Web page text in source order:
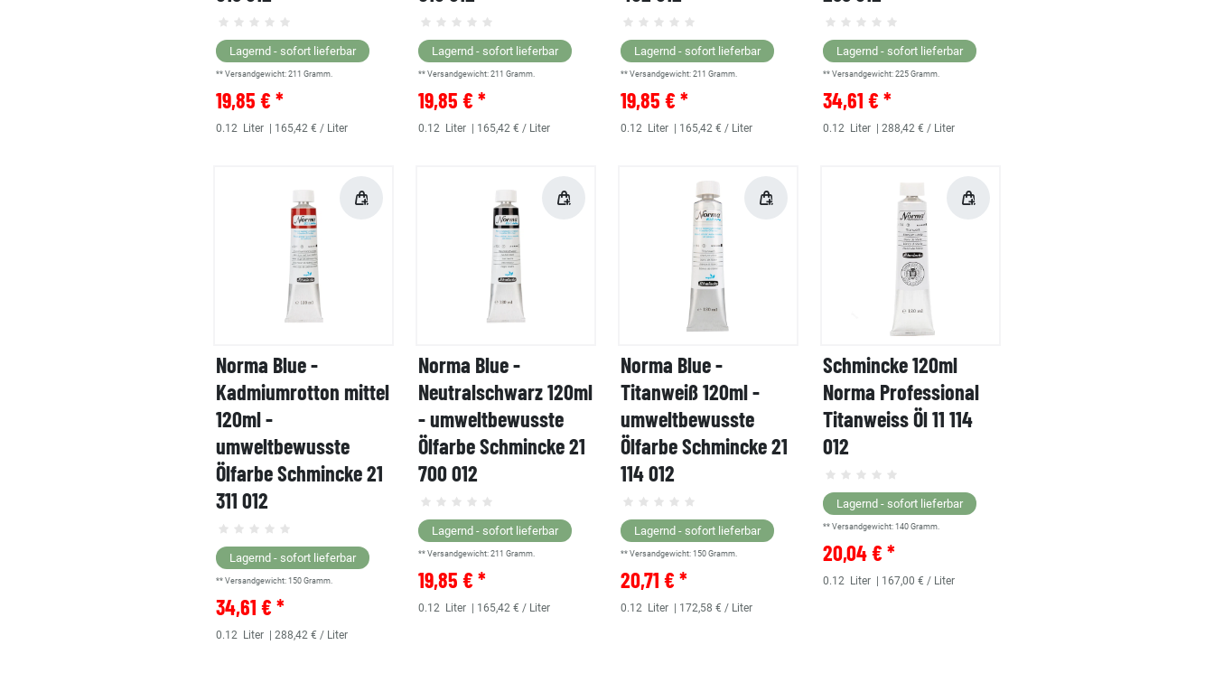
Lagernd - sofort lieferbar
** Versandgewicht: 211 Gramm.
19,85 € *
0.12 Liter | 165,42 € / Liter
Lagernd - sofort lieferbar
** Versandgewicht: 211 Gramm.
19,85 € *
0.12 Liter | 165,42 € / Liter
Lagernd - sofort lieferbar
** Versandgewicht: 211 Gramm.
19,85 € *
0.12 Liter | 165,42 € / Liter
Lagernd - sofort lieferbar
** Versandgewicht: 225 Gramm.
34,61 € *
0.12 Liter | 288,42 € / Liter
Norma Blue -
Kadmiumrotton mittel
120ml -
umweltbewusste
Ölfarbe Schmincke 21
311 012
Lagernd - sofort lieferbar
** Versandgewicht: 150 Gramm.
34,61 € *
0.12 Liter | 288,42 € / Liter
Norma Blue -
Neutralschwarz 120ml
- umweltbewusste
Ölfarbe Schmincke 21
700 012
Lagernd - sofort lieferbar
** Versandgewicht: 211 Gramm.
19,85 € *
0.12 Liter | 165,42 € / Liter
Norma Blue -
Titanweiß 120ml -
umweltbewusste
Ölfarbe Schmincke 21
114 012
Lagernd - sofort lieferbar
** Versandgewicht: 150 Gramm.
20,71 € *
0.12 Liter | 172,58 € / Liter
Schmincke 120ml
Norma Professional
Titanweiss Öl 11 114
012
Lagernd - sofort lieferbar
** Versandgewicht: 140 Gramm.
20,04 € *
0.12 Liter | 167,00 € / Liter